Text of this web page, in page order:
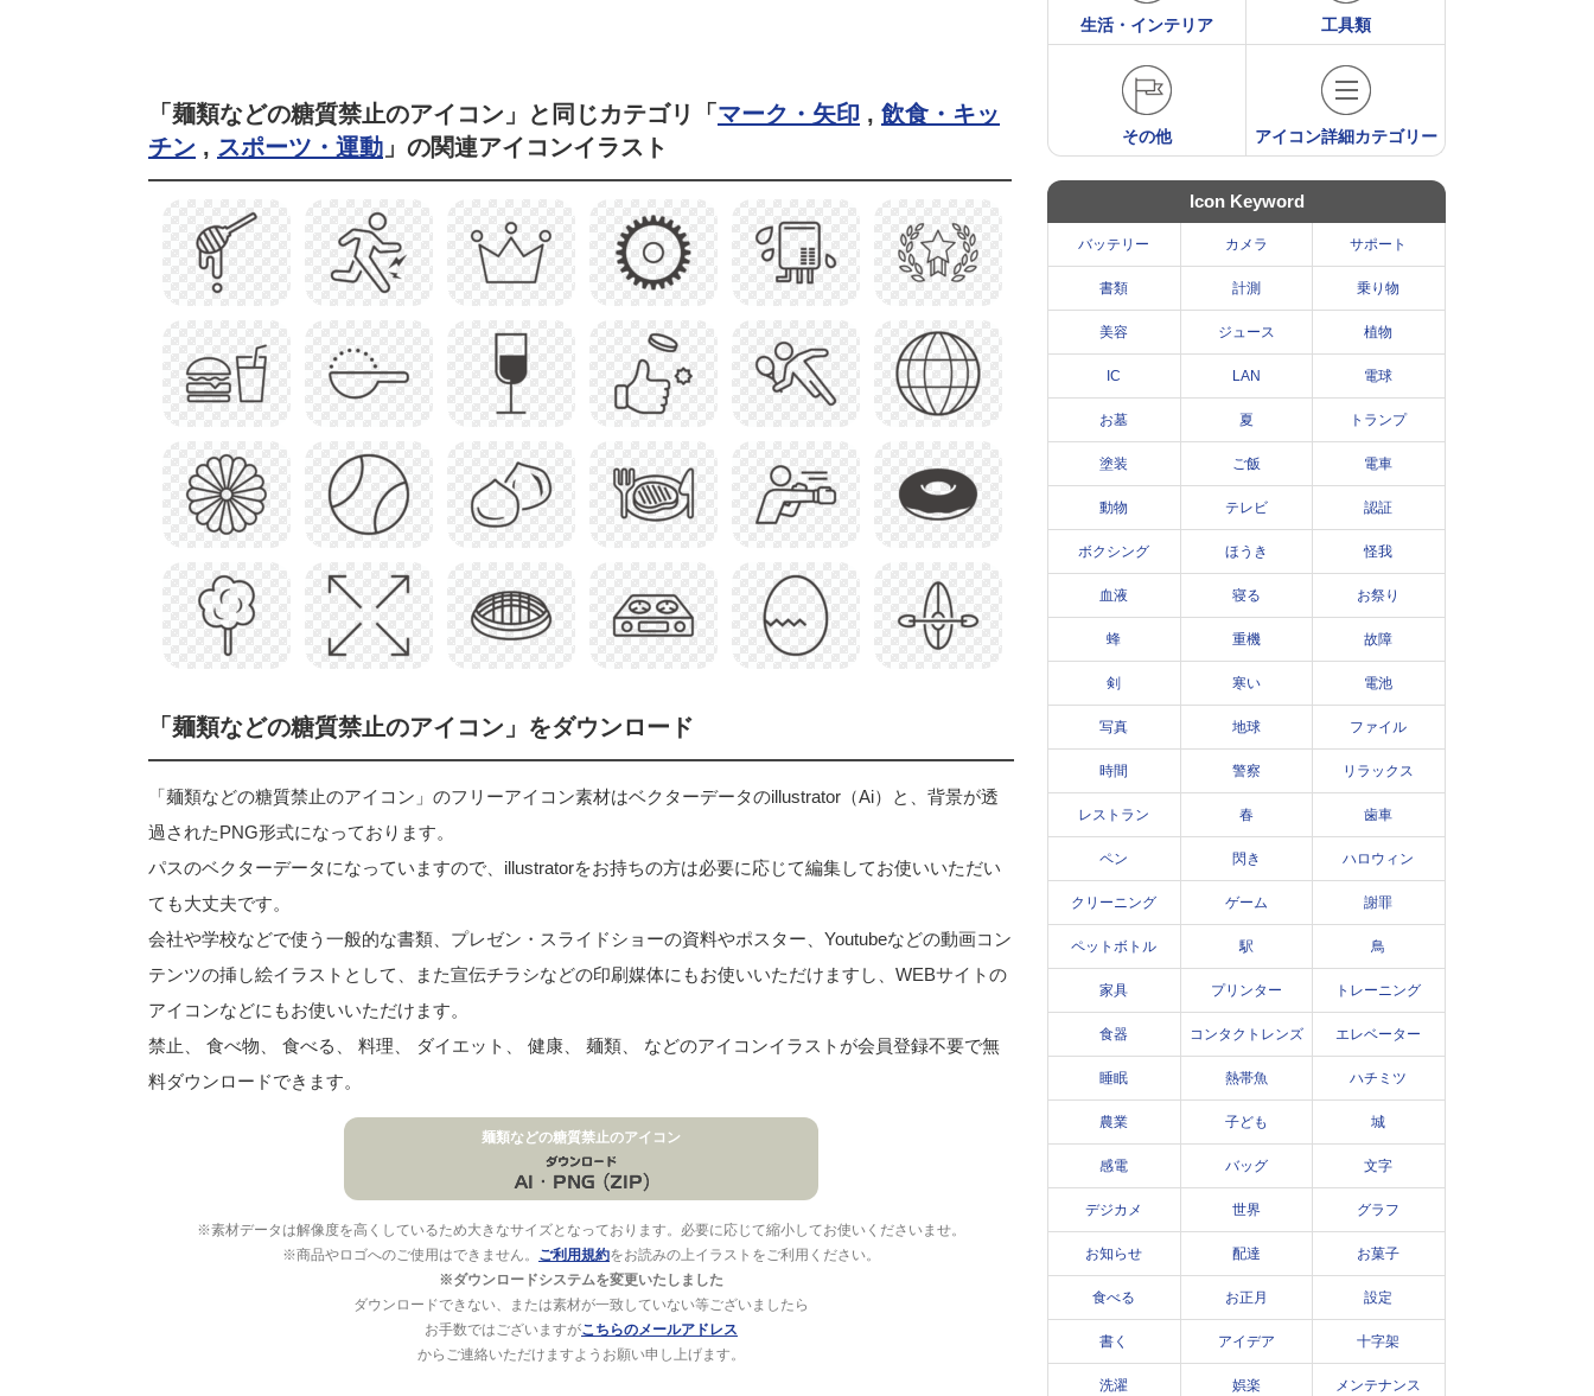
「麺類などの糖質禁止のアイコン」と同じカテゴリ「 マーク・矢印 , 飲食・キッ
チン , スポーツ・運動 」の関連アイコンイラスト
「麺類などの糖質禁止のアイコン」をダウンロード
「麺類などの糖質禁止のアイコン」のフリーアイコン素材はベクターデータのillustrator（Ai）と、背景が透
過されたPNG形式になっております。
パスのベクターデータになっていますので、illustratorをお持ちの方は必要に応じて編集してお使いいただい
ても大丈夫です。
会社や学校などで使う一般的な書類、プレゼン・スライドショーの資料やポスター、Youtubeなどの動画コン
テンツの挿し絵イラストとして、また宣伝チラシなどの印刷媒体にもお使いいただけますし、WEBサイトの
アイコンなどにもお使いいただけます。
禁止、 食べ物、 食べる、 料理、 ダイエット、 健康、 麺類、 などのアイコンイラストが会員登録不要で無
料ダウンロードできます。
麺類などの糖質禁止のアイコン
※素材データは解像度を高くしているため大きなサイズとなっております。必要に応じて縮小してお使いくださいませ。
※商品やロゴへのご使用はできません。 ご利用規約をお読みの上イラストをご利用ください。
※ダウンロードシステムを変更いたしました
ダウンロードできない、または素材が一致していない等ございましたら
お手数ではございますがこちらのメールアドレス
からご連絡いただけますようお願い申し上げます。
生活・インテリア 工具類
その他 アイコン詳細カテゴリー
Icon Keyword
バッテリー カメラ サポート
書類 計測 乗り物
美容 ジュース 植物
IC LAN 電球
お墓 夏 トランプ
塗装 ご飯 電車
動物 テレビ 認証
ボクシング ほうき 怪我
血液 寝る お祭り
蜂 重機 故障
剣 寒い 電池
写真 地球 ファイル
時間 警察 リラックス
レストラン 春 歯車
ペン 閃き ハロウィン
クリーニング ゲーム 謝罪
ペットボトル 駅 鳥
家具 プリンター トレーニング
食器 コンタクトレンズ エレベーター
睡眠 熱帯魚 ハチミツ
農業 子ども 城
感電 バッグ 文字
デジカメ 世界 グラフ
お知らせ 配達 お菓子
食べる お正月 設定
書く アイデア 十字架
洗濯 娯楽 メンテナンス